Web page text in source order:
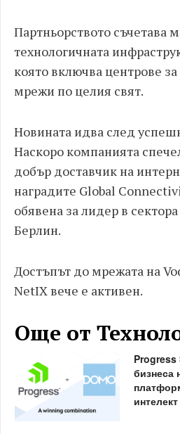
Партньорството съчетава
технологичната
която включва центрове
мрежи по целия свят.
Новината идва след
Наскоро компанията
добър доставчик на
наградите Global
обявена за лидер в
Берлин.
Достъпът до мрежата на
NetIX вече е активен.
Още от
бизнеса